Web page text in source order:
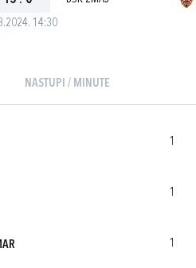
14:30
NASTUPI / MINUTE
1
1
1